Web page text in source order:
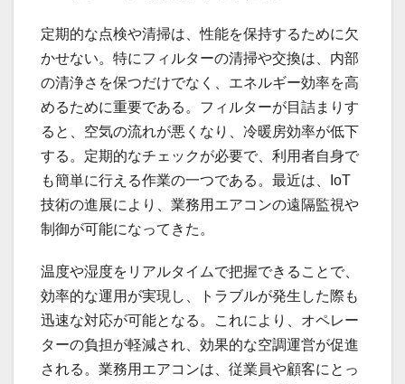
定期的な点検や清掃は、性能を保持するために欠
かせない。特にフィルターの清掃や交換は、内部
の清浄さを保つだけでなく、エネルギー効率を高
めるために重要である。フィルターが目詰まりす
ると、空気の流れが悪くなり、冷暖房効率が低下
する。定期的なチェックが必要で、利用者自身で
も簡単に行える作業の一つである。最近は、IoT
技術の進展により、業務用エアコンの遠隔監視や
制御が可能になってきた。
温度や湿度をリアルタイムで把握できることで、
効率的な運用が実現し、トラブルが発生した際も
迅速な対応が可能となる。これにより、オペレー
ターの負担が軽減され、効果的な空調運営が促進
される。業務用エアコンは、従業員や顧客にとっ